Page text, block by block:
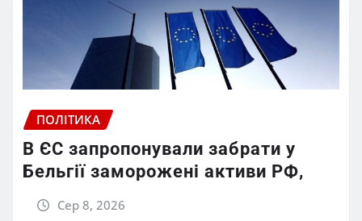
ПОЛІТИКА
В ЄС запропонували забрати у
Бельгії заморожені активи РФ,
Сер 8, 2026